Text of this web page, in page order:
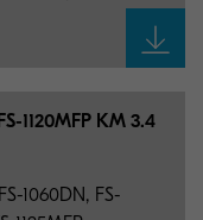
FS-1120MFP KM 3.4
1060DN, FS-